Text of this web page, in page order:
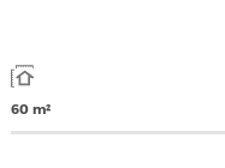
60 m²